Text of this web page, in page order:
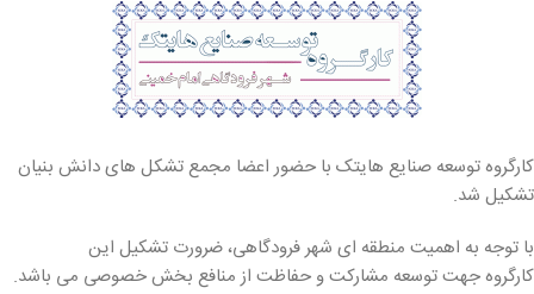
کارگروه توسعه صنایع هایتک با حضور اعضا مجمع تشکل های دانش بنیان
تشکیل شد.
با توجه به اهمیت منطقه ای شهر فرودگاهی، ضرورت تشکیل این
کارگروه جهت توسعه مشارکت و حفاظت از منافع بخش خصوصی می باشد.